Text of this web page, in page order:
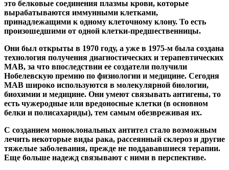
это белковые соединения плазмы крови, которые
вырабатываются иммунными клетками,
принадлежащими к одному клеточному клону. То есть
произошедшими от одной клетки-предшественницы.
Они был открыты в 1970 году, а уже в 1975-м была создана
технология получения диагностических и терапевтических
MAB, за что впоследствии ее создатели получили
Нобелевскую премию по физиологии и медицине. Сегодня
MAB широко используются в молекулярной биологии,
биохимии и медицине. Они умеют связывать антигены, то
есть чужеродные или вредоносные клетки (в основном
белки и полисахариды), тем самым обезвреживая их.
С созданием моноклональных антител стало возможным
лечить некоторые виды рака, рассеянный склероз и другие
тяжелые заболевания, прежде не поддававшиеся терапии.
Еще больше надежд связывают с ними в перспективе.